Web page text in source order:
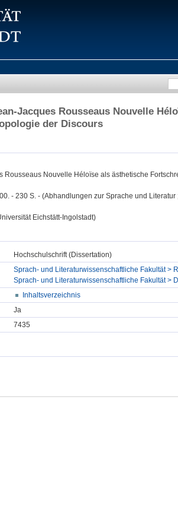
Jacques Rousseaus Nouvelle
der Discours
Rousseaus Nouvelle Héloïse als ästhetische
- 230 S. - (Abhandlungen zur Sprache und Literatur
Eichstätt-Ingolstadt)
Hochschulschrift (Dissertation)
Sprach- und Literaturwissenschaftliche Fakultät >
Sprach- und Literaturwissenschaftliche Fakultät >
Inhaltsverzeichnis
Ja
7435